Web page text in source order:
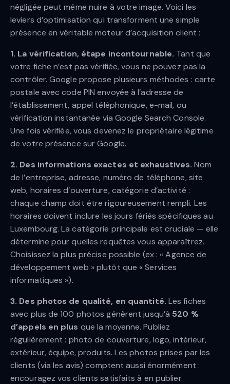
négligée peut même nuire à votre image. Voici les
leviers d’optimisation qui transforment une simple
présence en véritable moteur d’acquisition client :
1. La vérification, étape incontournable. Tant que
votre fiche n’est pas vérifiée, vous ne pouvez pas la
contrôler. Google propose plusieurs méthodes : carte
postale avec code PIN envoyée à l’adresse de
l’établissement, appel téléphonique, e-mail, ou
vérification instantanée via Google Search Console.
Une fois vérifiée, vous devenez le propriétaire légitime
de votre présence sur Google.
2. Des informations exactes et exhaustives. Nom
de l’entreprise, adresse, numéro de téléphone, site
web, horaires d’ouverture, catégorie d’activité :
chaque champ doit être rigoureusement rempli. Les
horaires doivent inclure les jours fériés spécifiques au
Luxembourg. La catégorie principale est cruciale — elle
détermine pour quelles requêtes vous apparaîtrez.
Choisissez la plus précise possible (ex : « Agence de
développement web » plutôt que « Services
informatiques »).
3. Des photos de qualité, en quantité. Les fiches
avec plus de 100 photos génèrent jusqu’à 520 %
d’appels en plus que la moyenne. Publiez
régulièrement : photo de couverture, logo, intérieur,
extérieur, équipe, produits. Les photos prises par les
clients (via les avis) comptent aussi énormément :
encouragez vos clients satisfaits à en publier.